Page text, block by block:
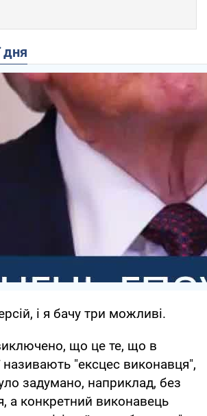
дня
і я бачу три можливі.
що це те, що в
називають "ексцес виконавця",
задумано, наприклад, без
а конкретний виконавець